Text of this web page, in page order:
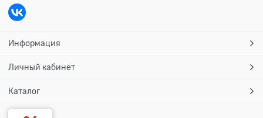
Информация
Личный кабинет
Каталог